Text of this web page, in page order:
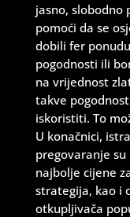
jasno, slobodno
pomoći da se
dobili fer
pogodnosti ili
na vrijednost
takve
iskoristiti. To
U konačnici,
pregovaranje
najbolje cijene
strategija, kao i
otkupljivača